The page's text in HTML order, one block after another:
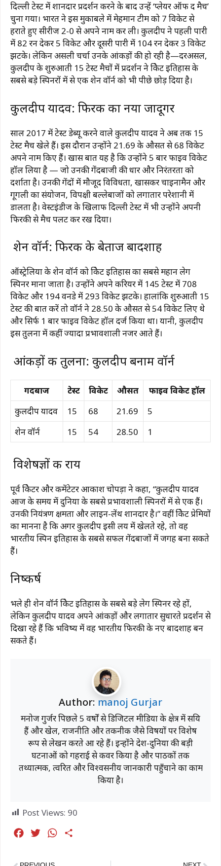
दिल्ली टेस्ट में शानदार प्रदर्शन करने के बाद उन्हें ‘प्लेयर ऑफ द मैच’
चुना गया। भारत ने इस मुकाबले में मेहमान टीम को 7 विकेट से
हराते हुए सीरीज 2-0 से अपने नाम कर ली। कुलदीप ने पहली पारी
में 82 रन देकर 5 विकेट और दूसरी पारी में 104 रन देकर 3 विकेट
झटके। लेकिन असली चर्चा उनके आंकड़ों की हो रही है—दरअसल,
कुलदीप के शुरुआती 15 टेस्ट मैचों में प्रदर्शन ने क्रिकेट इतिहास के
सबसे बड़े स्पिनरों में से एक शेन वॉर्न को भी पीछे छोड़ दिया है।
कुलदीप यादव: फिरकी का नया जादूगर
साल 2017 में टेस्ट डेब्यू करने वाले कुलदीप यादव ने अब तक 15
टेस्ट मैच खेले हैं। इस दौरान उन्होंने 21.69 के औसत से 68 विकेट
अपने नाम किए हैं। खास बात यह है कि उन्होंने 5 बार फाइव विकेट
हॉल लिया है — जो उनकी गेंदबाजी की धार और निरंतरता को
दर्शाता है। उनकी गेंदों में मौजूद विविधता, खासकर चाइनामैन और
गूगली का संयोजन, विपक्षी बल्लेबाजों को लगातार परेशानी में
डालता है। वेस्टइंडीज के खिलाफ दिल्ली टेस्ट में भी उन्होंने अपनी
फिरकी से मैच पलट कर रख दिया।
शेन वॉर्न: फिरकी के बेताज बादशाह
ऑस्ट्रेलिया के शेन वॉर्न को क्रिकेट इतिहास का सबसे महान लेग
स्पिनर माना जाता है। उन्होंने अपने करियर में 145 टेस्ट में 708
विकेट और 194 वनडे में 293 विकेट झटके। हालांकि शुरुआती 15
टेस्ट की बात करें तो वॉर्न ने 28.50 के औसत से 54 विकेट लिए थे
और सिर्फ 1 बार फाइव विकेट हॉल दर्ज किया था। यानी, कुलदीप
इस तुलना में कहीं ज्यादा प्रभावशाली नजर आते हैं।
आंकड़ों की तुलना: कुलदीप बनाम वॉर्न
गेंदबाज टेस्ट विकेट औसत
फाइव विकेट हॉल
कुलदीप यादव
15 68 21.69
5
शेन वॉर्न
15 54 28.50 1
विशेषज्ञों की राय
पूर्व क्रिकेटर और कमेंटेटर आकाश चोपड़ा ने कहा, “कुलदीप यादव
आज के समय में दुनिया के सबसे प्रभावशाली स्पिनरों में से एक हैं।
उनकी नियंत्रण क्षमता और लाइन-लेंथ शानदार है।” वहीं क्रिकेट प्रेमियों
का मानना है कि अगर कुलदीप इसी लय में खेलते रहे, तो वह
भारतीय स्पिन इतिहास के सबसे सफल गेंदबाजों में जगह बना सकते
हैं।
निष्कर्ष
भले ही शेन वॉर्न क्रिकेट इतिहास के सबसे बड़े लेग स्पिनर रहे हों,
लेकिन कुलदीप यादव अपने आंकड़ों और लगातार सुधारते प्रदर्शन से
दिखा रहे हैं कि भविष्य में वह भारतीय फिरकी के नए बादशाह बन
सकते हैं।
Author: manoj Gurjar
मनोज गुर्जर पिछले 5 वर्षों से डिजिटल मीडिया के क्षेत्र में सक्रिय
हैं और खेल, राजनीति और तकनीक जैसे विषयों पर विशेष
रूप से लेखन करते आ रहे हैं। इन्होंने देश-दुनिया की बड़ी
घटनाओं को गहराई से कवर किया है और पाठकों तक
तथ्यात्मक, त्वरित और विश्वसनीय जानकारी पहुँचाने का काम
किया है।
Post Views: 90
W